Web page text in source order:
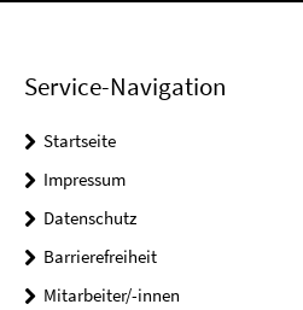
Service-Navigation
Startseite
Impressum
Datenschutz
Barrierefreiheit
Mitarbeiter/-innen